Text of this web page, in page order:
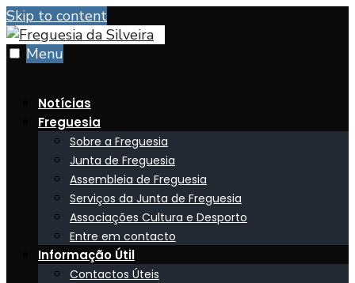
Skip to content
Menu
Notícias
Freguesia
Sobre a Freguesia
Junta de Freguesia
Assembleia de Freguesia
Serviços da Junta de Freguesia
Associações Cultura e Desporto
Entre em contacto
Informação Útil
Contactos Úteis